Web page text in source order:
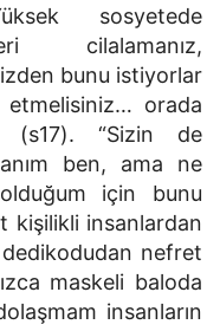
sosyetede
cilalamanız,
bunu istiyorlar
etmelisiniz… orada
(s17). “Sizin de
ben, ama ne
için bunu
kişilikli insanlardan
nefret
maskeli baloda
insanların